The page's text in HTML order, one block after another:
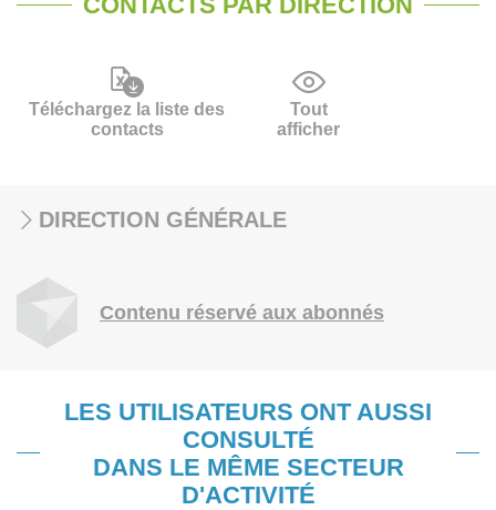
Téléchargez la liste des
contacts
Tout
afficher
DIRECTION GÉNÉRALE
Contenu réservé aux abonnés
LES UTILISATEURS ONT AUSSI
CONSULTÉ
DANS LE MÊME SECTEUR
D'ACTIVITÉ